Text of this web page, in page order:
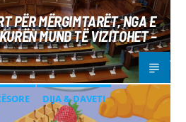
PËR MËRGIMTARËT, NGA E
MUND TË VIZITOHET –
DIJA & DAVETI